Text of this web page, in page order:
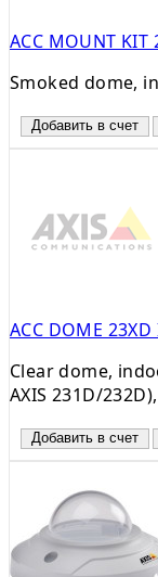
ACC MOUNT KIT
Smoked dome,
Добавить в счет
ACC DOME 23XD
Clear dome,
AXIS 231D/
Добавить в счет